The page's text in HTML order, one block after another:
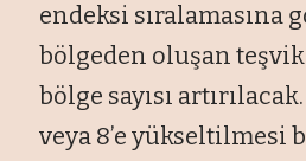
endeksi sıralamasına
bölgeden oluşan
bölge sayısı
veya 8’e yükseltilmesi